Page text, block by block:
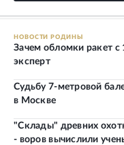
НОВОСТИ РОДИНЫ
Зачем обломки ракет с
эксперт
Судьбу 7-метровой
в Москве
"Склады" древних
- воров вычислили